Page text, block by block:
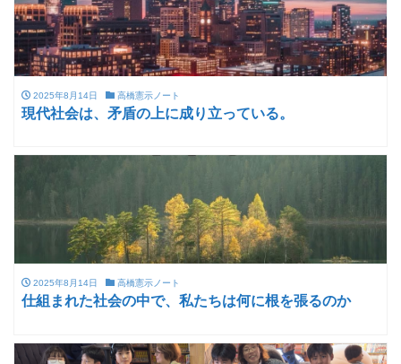
2025年8月14日 高橋憲示ノート
現代社会は、矛盾の上に成り立っている。
2025年8月14日 高橋憲示ノート
仕組まれた社会の中で、私たちは何に根を張るのか